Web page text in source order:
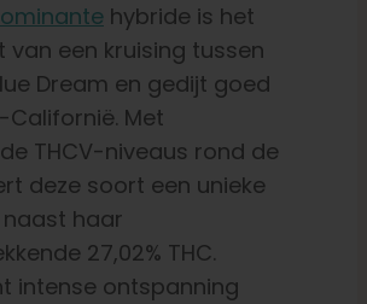
hybride is het
van een kruising tussen
Dream en gedijt goed
Californië. Met
THCV-niveaus rond de
deze soort een unieke
haar
27,02% THC.
intense ontspanning